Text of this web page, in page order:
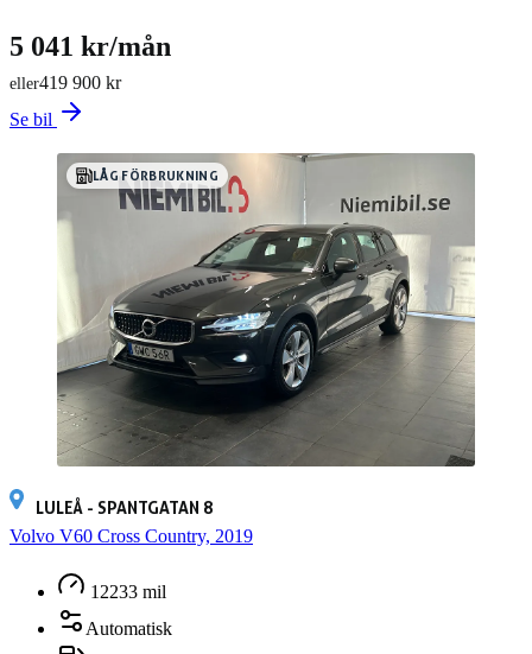
419 900 kr
eller
5 041 kr/mån
Se bil
LÅG FÖRBRUKNING
LULEÅ - SPANTGATAN 8
Volvo V60 Cross Country, 2019
12233 mil
Automatisk